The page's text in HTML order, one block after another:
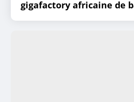
gigafactory africaine de